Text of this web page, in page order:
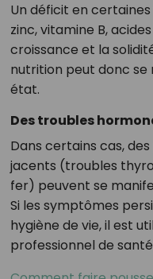
Un déficit en
zinc, vitamine B,
croissance et la
nutrition peut donc
état.
Des troubles
Dans certains cas,
jacents (troubles
fer) peuvent se
Si les symptômes
hygiène de vie, il est
professionnel de